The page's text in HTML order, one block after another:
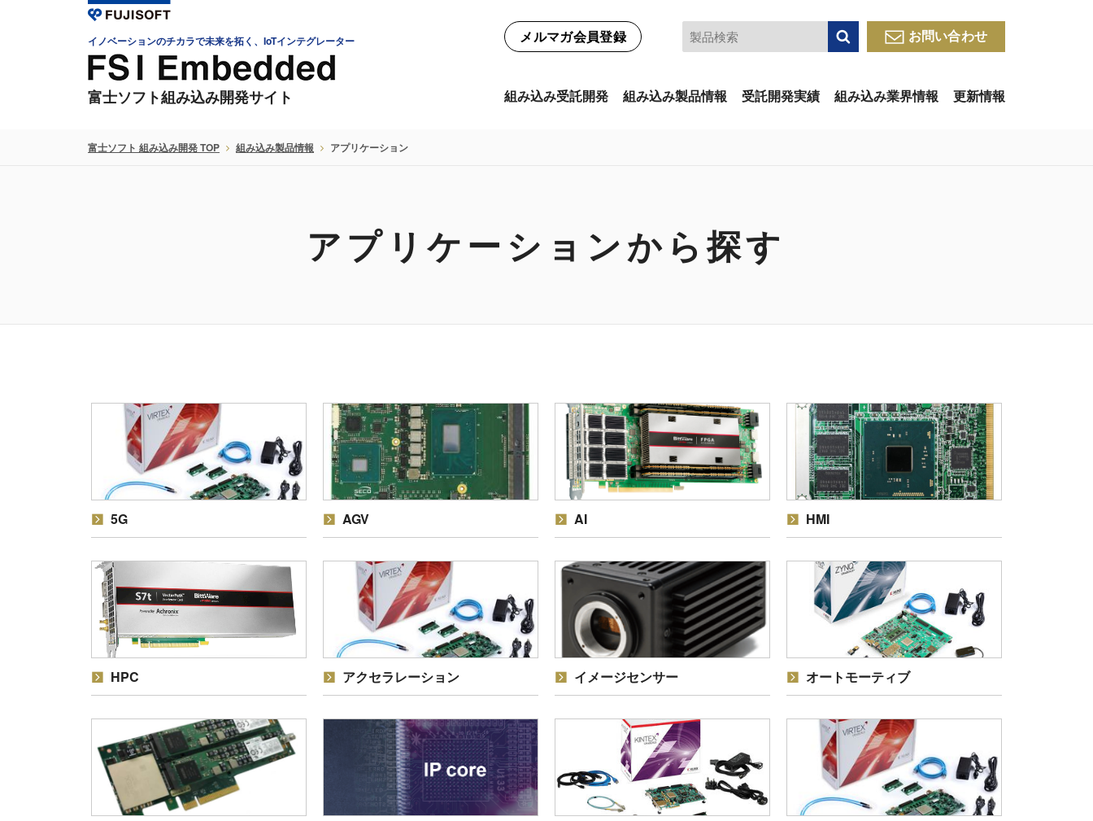
イノベーションのチカラで未来を拓く、IoTインテグレーター
富士ソフト組み込み開発サイト
メルマガ会員登録 検索 お問い合わせ
組み込み受託開発 組み込み製品情報 受託開発実績 組み込み業界情報 更新情報
富士ソフト 組み込み開発 TOP 組み込み製品情報 アプリケーション
アプリケーションから探す
5G AGV AI HMI
HPC アクセラレーション イメージセンサー オートモーティブ